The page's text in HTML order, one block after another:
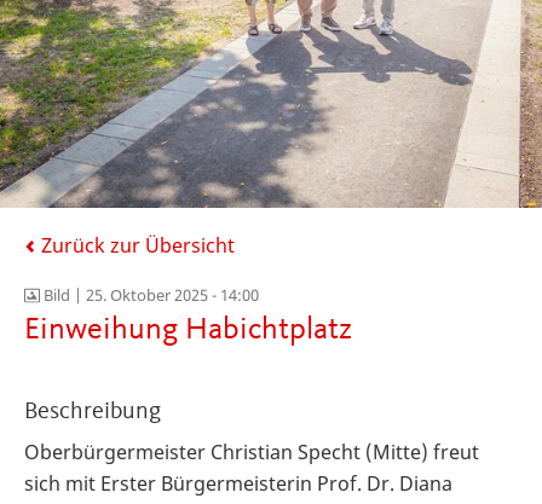
Zurück zur Übersicht
Bild | 25. Oktober 2025 - 14:00
Einweihung Habichtplatz
Beschreibung
Oberbürgermeister Christian Specht (Mitte) freut
sich mit Erster Bürgermeisterin Prof. Dr. Diana